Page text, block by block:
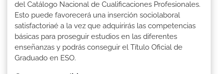
del Catálogo Nacional de Cualificaciones Profesionales.
Esto puede favorecerá una inserción sociolaboral
satisfactoriaé a la vez que adquirirás las competencias
básicas para proseguir estudios en las diferentes
enseñanzas y podrás conseguir el Título Oficial de
Graduado en ESO.